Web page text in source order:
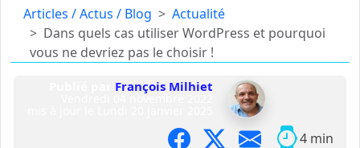
Articles / Actus / Blog
Actualité
Dans quels cas utiliser WordPress et pourquoi
vous ne devriez pas le choisir !
François Milhiet
Vendredi 04 novembre 2022
4 min